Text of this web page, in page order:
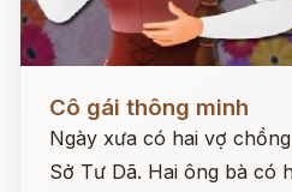
Cô gái thông minh
Ngày xưa có hai vợ
Sở Tư Dã. Hai ông bà có